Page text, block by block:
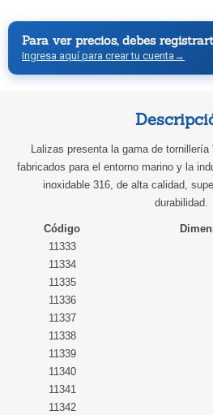
Para ver precios, debes
Ingresa aquí para crear tu cuenta →
Lalizas presenta la gama de
fabricados para el entorno marino y la
inoxidable 316, de alta calidad,
durabilidad.
Código
11333
11334
11335
11336
11337
11338
11339
11340
11341
11342